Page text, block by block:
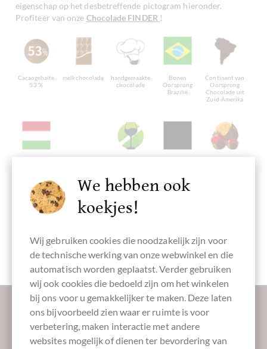
eigenschap op het desbetreffende pictogram hieronder.
Profiteer van onze Chocolade FINDER !
Cacaogehalte
53 %
melkchocolade
handgemaakte
chocolade
Bonen
Oorsprong
Brazilië
Continent van
Oorsprong
Chocolade uit
Zuid-Amerika
chocolade
Cadeaudoos
Laat ons uw inbox verzoeten:
We hebben ook
koekjes!
Wij gebruiken cookies die noodzakelijk zijn voor
de technische werking van onze webwinkel en die
automatisch worden geplaatst. Verder gebruiken
wij ook cookies die bedoeld zijn om het winkelen
bij ons voor u gemakkelijker te maken. Deze laten
ons bijvoorbeeld zien waar er ruimte is voor
verbetering, maken interactie met andere
websites mogelijk of dienen ter bevordering van